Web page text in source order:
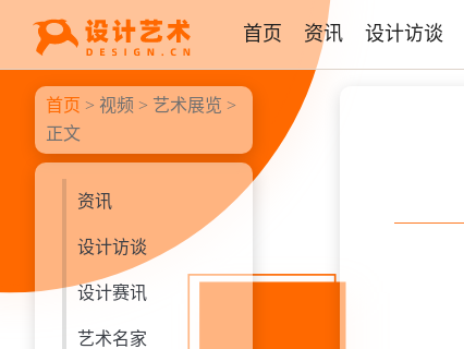
首页 资讯 设计访谈
首页 > 视频 > 艺术展览 >
正文
资讯
设计访谈
设计赛讯
艺术名家